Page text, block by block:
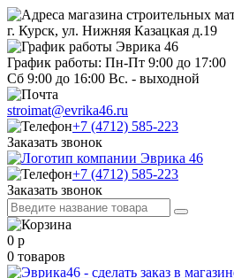
г. Курск, ул. Нижняя Казацкая д.19
График работы: Пн-Пт 9:00 до 17:00
Сб 9:00 до 16:00 Вс. - выходной
stroimat@evrika46.ru
+7 (4712) 585-223
Заказать звонок
+7 (4712) 585-223
Заказать звонок
0 р
0 товаров